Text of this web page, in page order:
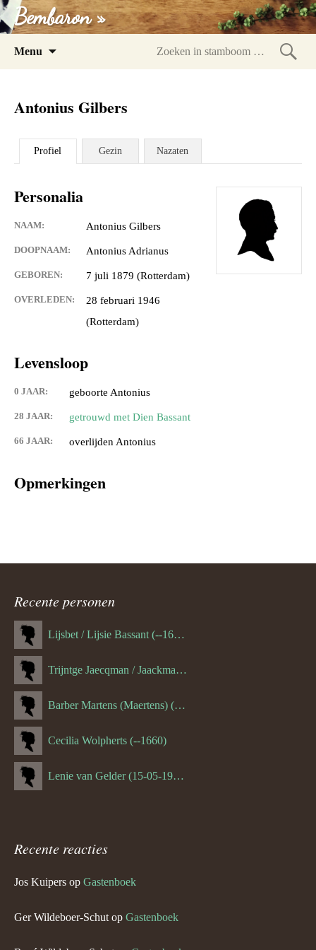
Bembaron »
Menu
Antonius Gilbers
Profiel Gezin Nazaten
Personalia
NAAM: Antonius Gilbers
DOOPNAAM: Antonius Adrianus
GEBOREN: 7 juli 1879 (Rotterdam)
OVERLEDEN:
28 februari 1946
(Rotterdam)
Levensloop
0 JAAR: geboorte Antonius
28 JAAR: getrouwd met Dien Bassant
66 JAAR: overlijden Antonius
Opmerkingen
Recente personen
Lijsbet / Lijsie Bassant (--1687)
Trijntge Jaecqman / Jaackman (--1651)
Barber Martens (Maertens) (--1658)
Cecilia Wolpherts (--1660)
Lenie van Gelder (15-05-1970)
Recente reacties
Jos Kuipers op Gastenboek
Ger Wildeboer-Schut op Gastenboek